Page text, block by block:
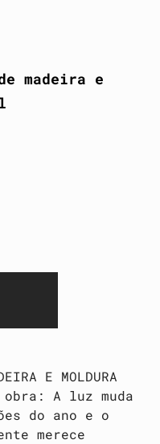
madeira e
E MOLDURA
obra: A luz muda
do ano e o
merece